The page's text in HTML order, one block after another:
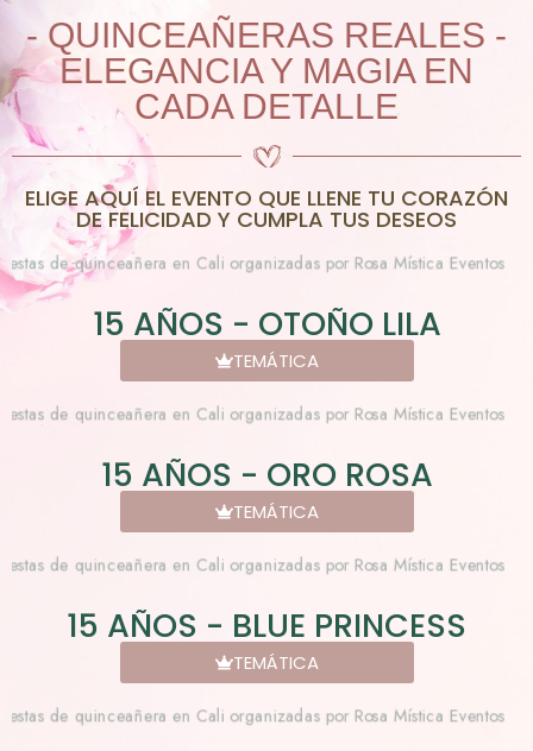
- QUINCEAÑERAS REALES -
ELEGANCIA Y MAGIA EN
CADA DETALLE
ELIGE AQUÍ EL EVENTO QUE LLENE TU CORAZÓN
DE FELICIDAD Y CUMPLA TUS DESEOS
15 AÑOS - OTOÑO LILA
TEMÁTICA
15 AÑOS - ORO ROSA
TEMÁTICA
15 AÑOS - BLUE PRINCESS
TEMÁTICA